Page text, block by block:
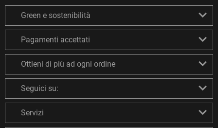
Green e sostenibilità
Pagamenti accettati
Ottieni di più ad ogni ordine
Seguici su:
Servizi